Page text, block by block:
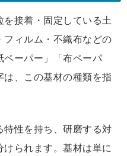
接着・固定している土
フィルム・不織布などの
ペーパー」「布ペーパ
、この基材の種類を指
特性を持ち、研磨する対
られます。基材は単に